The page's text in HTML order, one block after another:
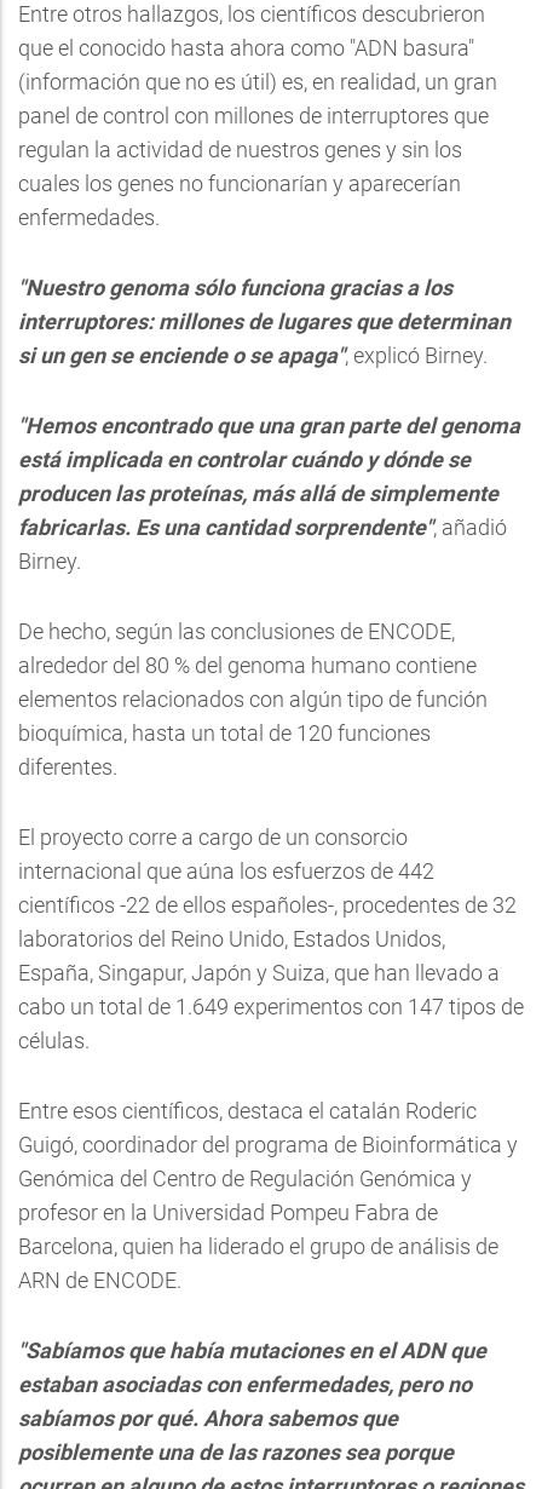
Entre otros hallazgos, los científicos descubrieron
que el conocido hasta ahora como "ADN basura"
(información que no es útil) es, en realidad, un gran
panel de control con millones de interruptores que
regulan la actividad de nuestros genes y sin los
cuales los genes no funcionarían y aparecerían
enfermedades.
"Nuestro genoma sólo funciona gracias a los
interruptores: millones de lugares que determinan
si un gen se enciende o se apaga", explicó Birney.
"Hemos encontrado que una gran parte del genoma
está implicada en controlar cuándo y dónde se
producen las proteínas, más allá de simplemente
fabricarlas. Es una cantidad sorprendente", añadió
Birney.
De hecho, según las conclusiones de ENCODE,
alrededor del 80 % del genoma humano contiene
elementos relacionados con algún tipo de función
bioquímica, hasta un total de 120 funciones
diferentes.
El proyecto corre a cargo de un consorcio
internacional que aúna los esfuerzos de 442
científicos -22 de ellos españoles-, procedentes de 32
laboratorios del Reino Unido, Estados Unidos,
España, Singapur, Japón y Suiza, que han llevado a
cabo un total de 1.649 experimentos con 147 tipos de
células.
Entre esos científicos, destaca el catalán Roderic
Guigó, coordinador del programa de Bioinformática y
Genómica del Centro de Regulación Genómica y
profesor en la Universidad Pompeu Fabra de
Barcelona, quien ha liderado el grupo de análisis de
ARN de ENCODE.
"Sabíamos que había mutaciones en el ADN que
estaban asociadas con enfermedades, pero no
sabíamos por qué. Ahora sabemos que
posiblemente una de las razones sea porque